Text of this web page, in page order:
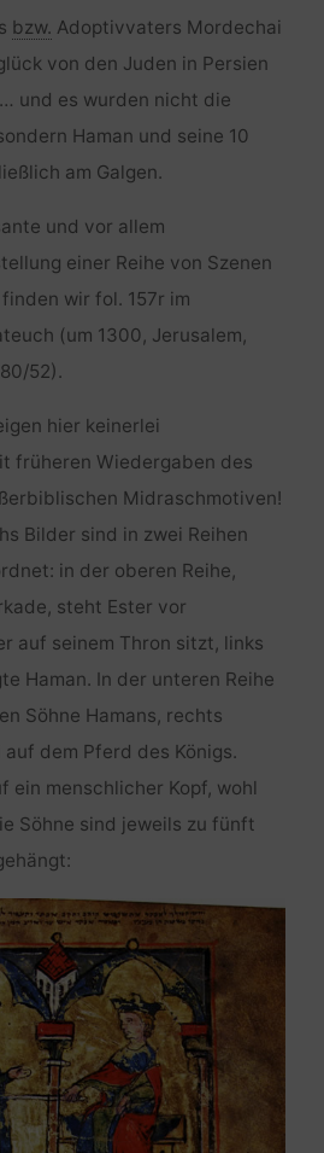
bzw. Adoptivvaters Mordechai
von den Juden in Persien
und es wurden nicht die
Haman und seine 10
am Galgen.
und vor allem
einer Reihe von Szenen
wir fol. 157r im
(um 1300, Jerusalem,
52).
hier keinerlei
früheren Wiedergaben des
Midraschmotiven!
Bilder sind in zwei Reihen
in der oberen Reihe,
steht Ester vor
auf seinem Thron sitzt, links
Haman. In der unteren Reihe
Söhne Hamans, rechts
dem Pferd des Königs.
ein menschlicher Kopf, wohl
Söhne sind jeweils zu fünft